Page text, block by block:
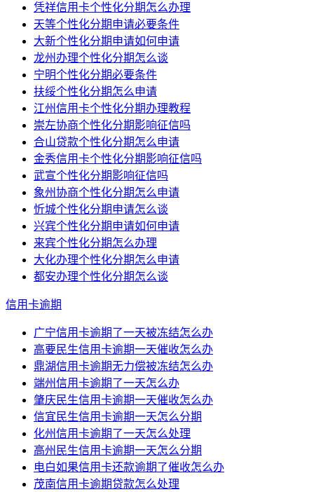
凭祥信用卡个性化分期怎么办理
天等个性化分期申请必要条件
大新个性化分期申请如何申请
龙州办理个性化分期怎么谈
宁明个性化分期必要条件
扶绥个性化分期怎么申请
江州信用卡个性化分期办理教程
崇左协商个性化分期影响征信吗
合山贷款个性化分期怎么申请
金秀信用卡个性化分期影响征信吗
武宣个性化分期影响征信吗
象州协商个性化分期怎么申请
忻城个性化分期申请怎么谈
兴宾个性化分期申请如何申请
来宾个性化分期怎么办理
大化办理个性化分期怎么申请
都安办理个性化分期怎么谈
信用卡逾期
广宁信用卡逾期了一天被冻结怎么办
高要民生信用卡逾期一天催收怎么办
鼎湖信用卡逾期无力偿被冻结怎么办
端州信用卡逾期了一天怎么办
肇庆民生信用卡逾期一天催收怎么办
信宜民生信用卡逾期一天怎么分期
化州信用卡逾期了一天怎么处理
高州民生信用卡逾期一天怎么分期
电白如果信用卡还款逾期了催收怎么办
茂南信用卡逾期贷款怎么处理